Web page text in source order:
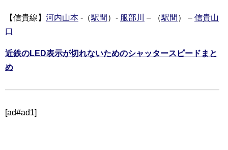
【信貴線】 河内山本 -（駅間 ）- 服部川 – （駅間 ） – 信貴山
口
近鉄のLED表示が切れないためのシャッタースピードまと
め
[ad#ad1]